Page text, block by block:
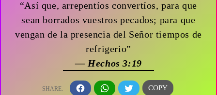
“Así que, arrepentíos convertíos, para que
sean borrados vuestros pecados; para que
vengan de la presencia del Señor tiempos de
refrigerio”
— Hechos 3:19